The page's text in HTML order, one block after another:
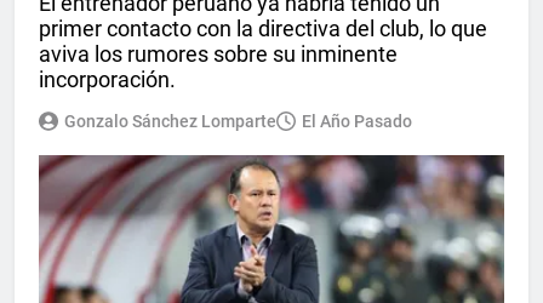
primer contacto con la directiva del club, lo que
aviva los rumores sobre su inminente
incorporación.
Gonzalo Sánchez Lomparte El Año Pasado